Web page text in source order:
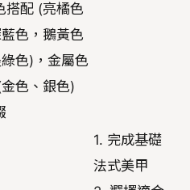
搭配 (亮橘色
色，鵝黃色
色)，金屬色
色、銀色)
1. 完成基礎
法式美甲